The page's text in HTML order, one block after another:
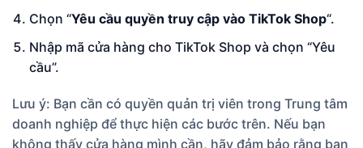
Chọn “Yêu cầu quyền truy cập vào TikTok Shop“.
Nhập mã cửa hàng cho TikTok Shop và chọn “Yêu
cầu”.
Lưu ý: Bạn cần có quyền quản trị viên trong Trung tâm
doanh nghiệp để thực hiện các bước trên. Nếu bạn
không thấy cửa hàng mình cần, hãy đảm bảo rằng bạn